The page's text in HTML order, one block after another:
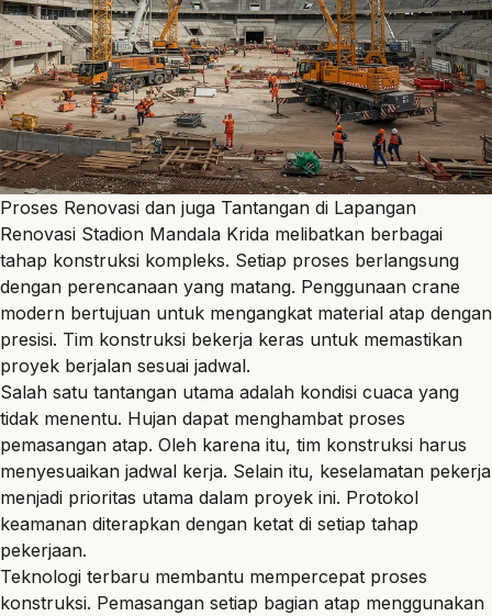
Proses Renovasi dan juga Tantangan di Lapangan
Renovasi Stadion Mandala Krida melibatkan berbagai
tahap konstruksi kompleks. Setiap proses berlangsung
dengan perencanaan yang matang. Penggunaan crane
modern bertujuan untuk mengangkat material atap dengan
presisi. Tim konstruksi bekerja keras untuk memastikan
proyek berjalan sesuai jadwal.
Salah satu tantangan utama adalah kondisi cuaca yang
tidak menentu. Hujan dapat menghambat proses
pemasangan atap. Oleh karena itu, tim konstruksi harus
menyesuaikan jadwal kerja. Selain itu, keselamatan pekerja
menjadi prioritas utama dalam proyek ini. Protokol
keamanan diterapkan dengan ketat di setiap tahap
pekerjaan.
Teknologi terbaru membantu mempercepat proses
konstruksi. Pemasangan setiap bagian atap menggunakan